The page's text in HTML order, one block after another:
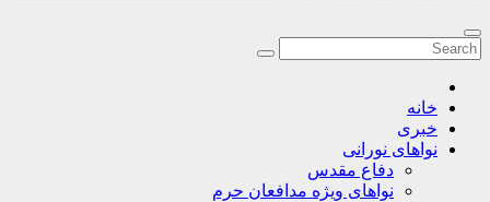
خانه
خبری
نواهای نورانی
دفاع مقدس
نواهای ویژه مدافعان حرم